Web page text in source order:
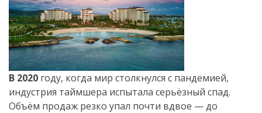
В 2020 году, когда мир столкнулся с пандемией,
индустрия таймшера испытала серьёзный спад.
Объём продаж резко упал почти вдвое — до